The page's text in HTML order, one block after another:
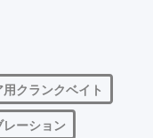
クランクベイト
ーション